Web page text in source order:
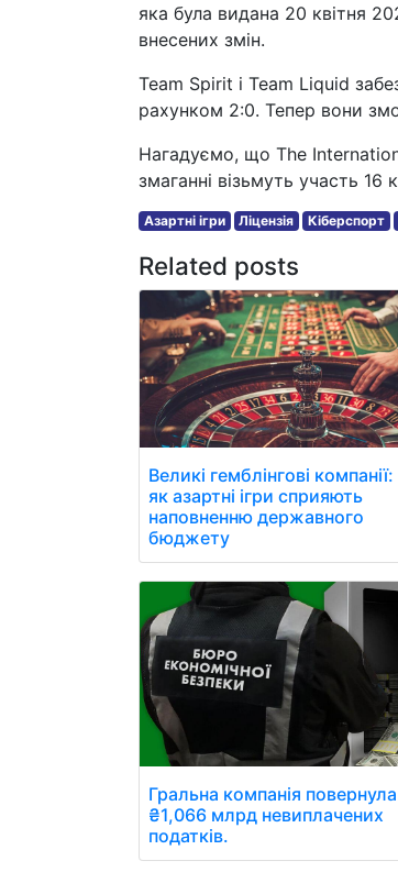
яка була видана 20 квітня
внесених змін.
Team Spirit і Team Liquid
рахунком 2:0. Тепер вони
Нагадуємо, що The
змаганні візьмуть участь 16
Азартні ігри Ліцензія Кіберспорт
Related posts
Великі гемблінгові компанії:
як азартні ігри сприяють
наповненню державного
бюджету
Гральна компанія повернула
₴1,066 млрд невиплачених
податків.